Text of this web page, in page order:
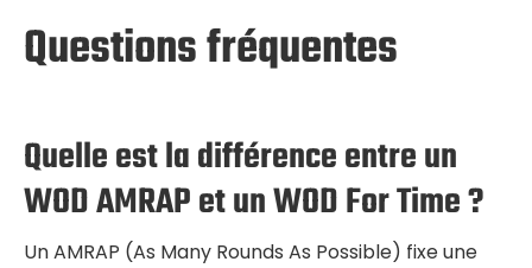
Questions fréquentes
Quelle est la différence entre un
WOD AMRAP et un WOD For Time ?
Un AMRAP (As Many Rounds As Possible) fixe une